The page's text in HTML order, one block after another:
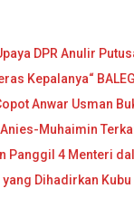
DPR Anulir
Kepalanya“ BALEG
Anwar Usman
Muhaimin
Panggil 4 Menteri
yang Dihadirkan